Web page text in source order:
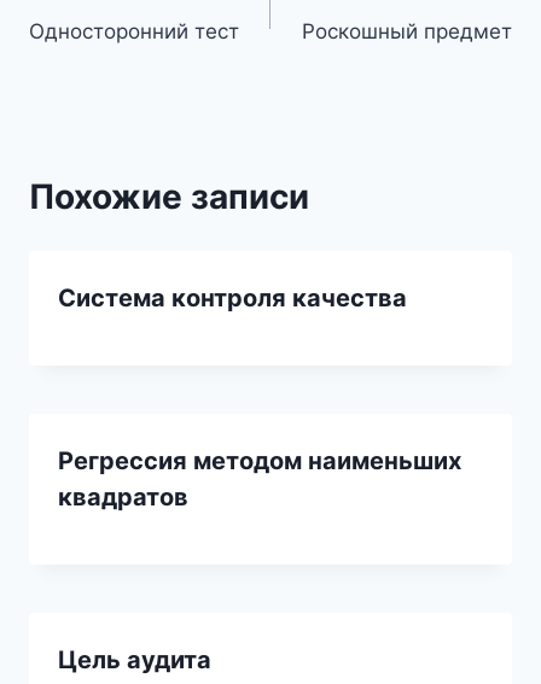
по
Односторонний тест Роскошный предмет
Похожие записи
Система контроля качества
Регрессия методом наименьших
квадратов
Цель аудита